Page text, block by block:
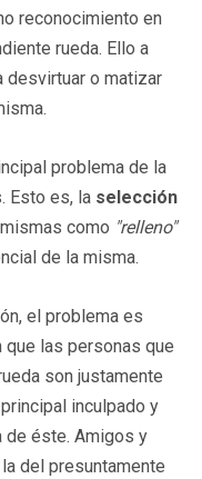
reconocimiento en
rueda. Ello a
desvirtuar o matizar
problema de la
Esto es, la selección
como "relleno"
de la misma.
el problema es
las personas que
son justamente
inculpado y
de éste. Amigos y
del presuntamente